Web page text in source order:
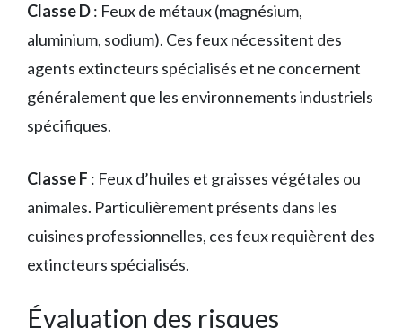
Classe D: Feux de métaux (magnésium,
aluminium, sodium). Ces feux nécessitent des
agents extincteurs spécialisés et ne concernent
généralement que les environnements industriels
spécifiques.
Classe F : Feux d’huiles et graisses végétales ou
animales. Particulièrement présents dans les
cuisines professionnelles, ces feux requièrent des
extincteurs spécialisés.
Évaluation des risques